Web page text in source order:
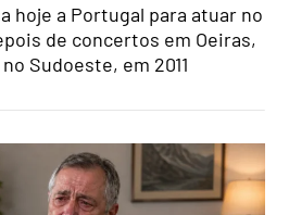
hoje a Portugal para atuar no
de concertos em Oeiras,
Sudoeste, em 2011